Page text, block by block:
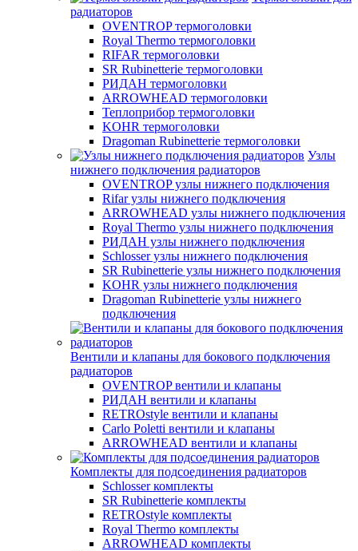
радиаторов
OVENTROP термоголовки
Royal Thermo термоголовки
RIFAR термоголовки
SR Rubinetterie термоголовки
РИДАН термоголовки
ARROWHEAD термоголовки
Теплоприбор термоголовки
KOHR термоголовки
Dragoman Rubinetterie термоголовки
Узлы
нижнего подключения радиаторов
OVENTROP узлы нижнего подключения
Rifar узлы нижнего подключения
ARROWHEAD узлы нижнего подключения
Royal Thermo узлы нижнего подключения
РИДАН узлы нижнего подключения
Schlosser узлы нижнего подключения
SR Rubinetterie узлы нижнего подключения
KOHR узлы нижнего подключения
Dragoman Rubinetterie узлы нижнего
подключения
Вентили и клапаны для бокового подключения
радиаторов
OVENTROP вентили и клапаны
РИДАН вентили и клапаны
RETROstyle вентили и клапаны
Carlo Poletti вентили и клапаны
ARROWHEAD вентили и клапаны
Комплекты для подсоединения радиаторов
Schlosser комплекты
SR Rubinetterie комплекты
RETROstyle комплекты
Royal Thermo комплекты
ARROWHEAD комплекты